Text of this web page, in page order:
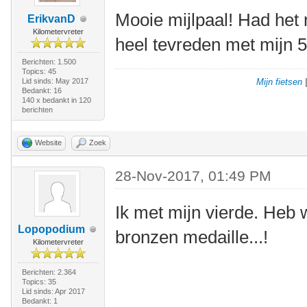
ErikvanD
Kilometervreter
Berichten: 1.500
Topics: 45
Lid sinds: May 2017
Bedankt: 16
140 x bedankt in 120
berichten
Mooie mijlpaal! Had het
heel tevreden met mijn
Mijn fietsen
Website Zoek
Lopopodium
Kilometervreter
Berichten: 2.364
Topics: 35
Lid sinds: Apr 2017
Bedankt: 1
28-Nov-2017, 01:49 PM
Ik met mijn vierde. Heb
bronzen medaille...!